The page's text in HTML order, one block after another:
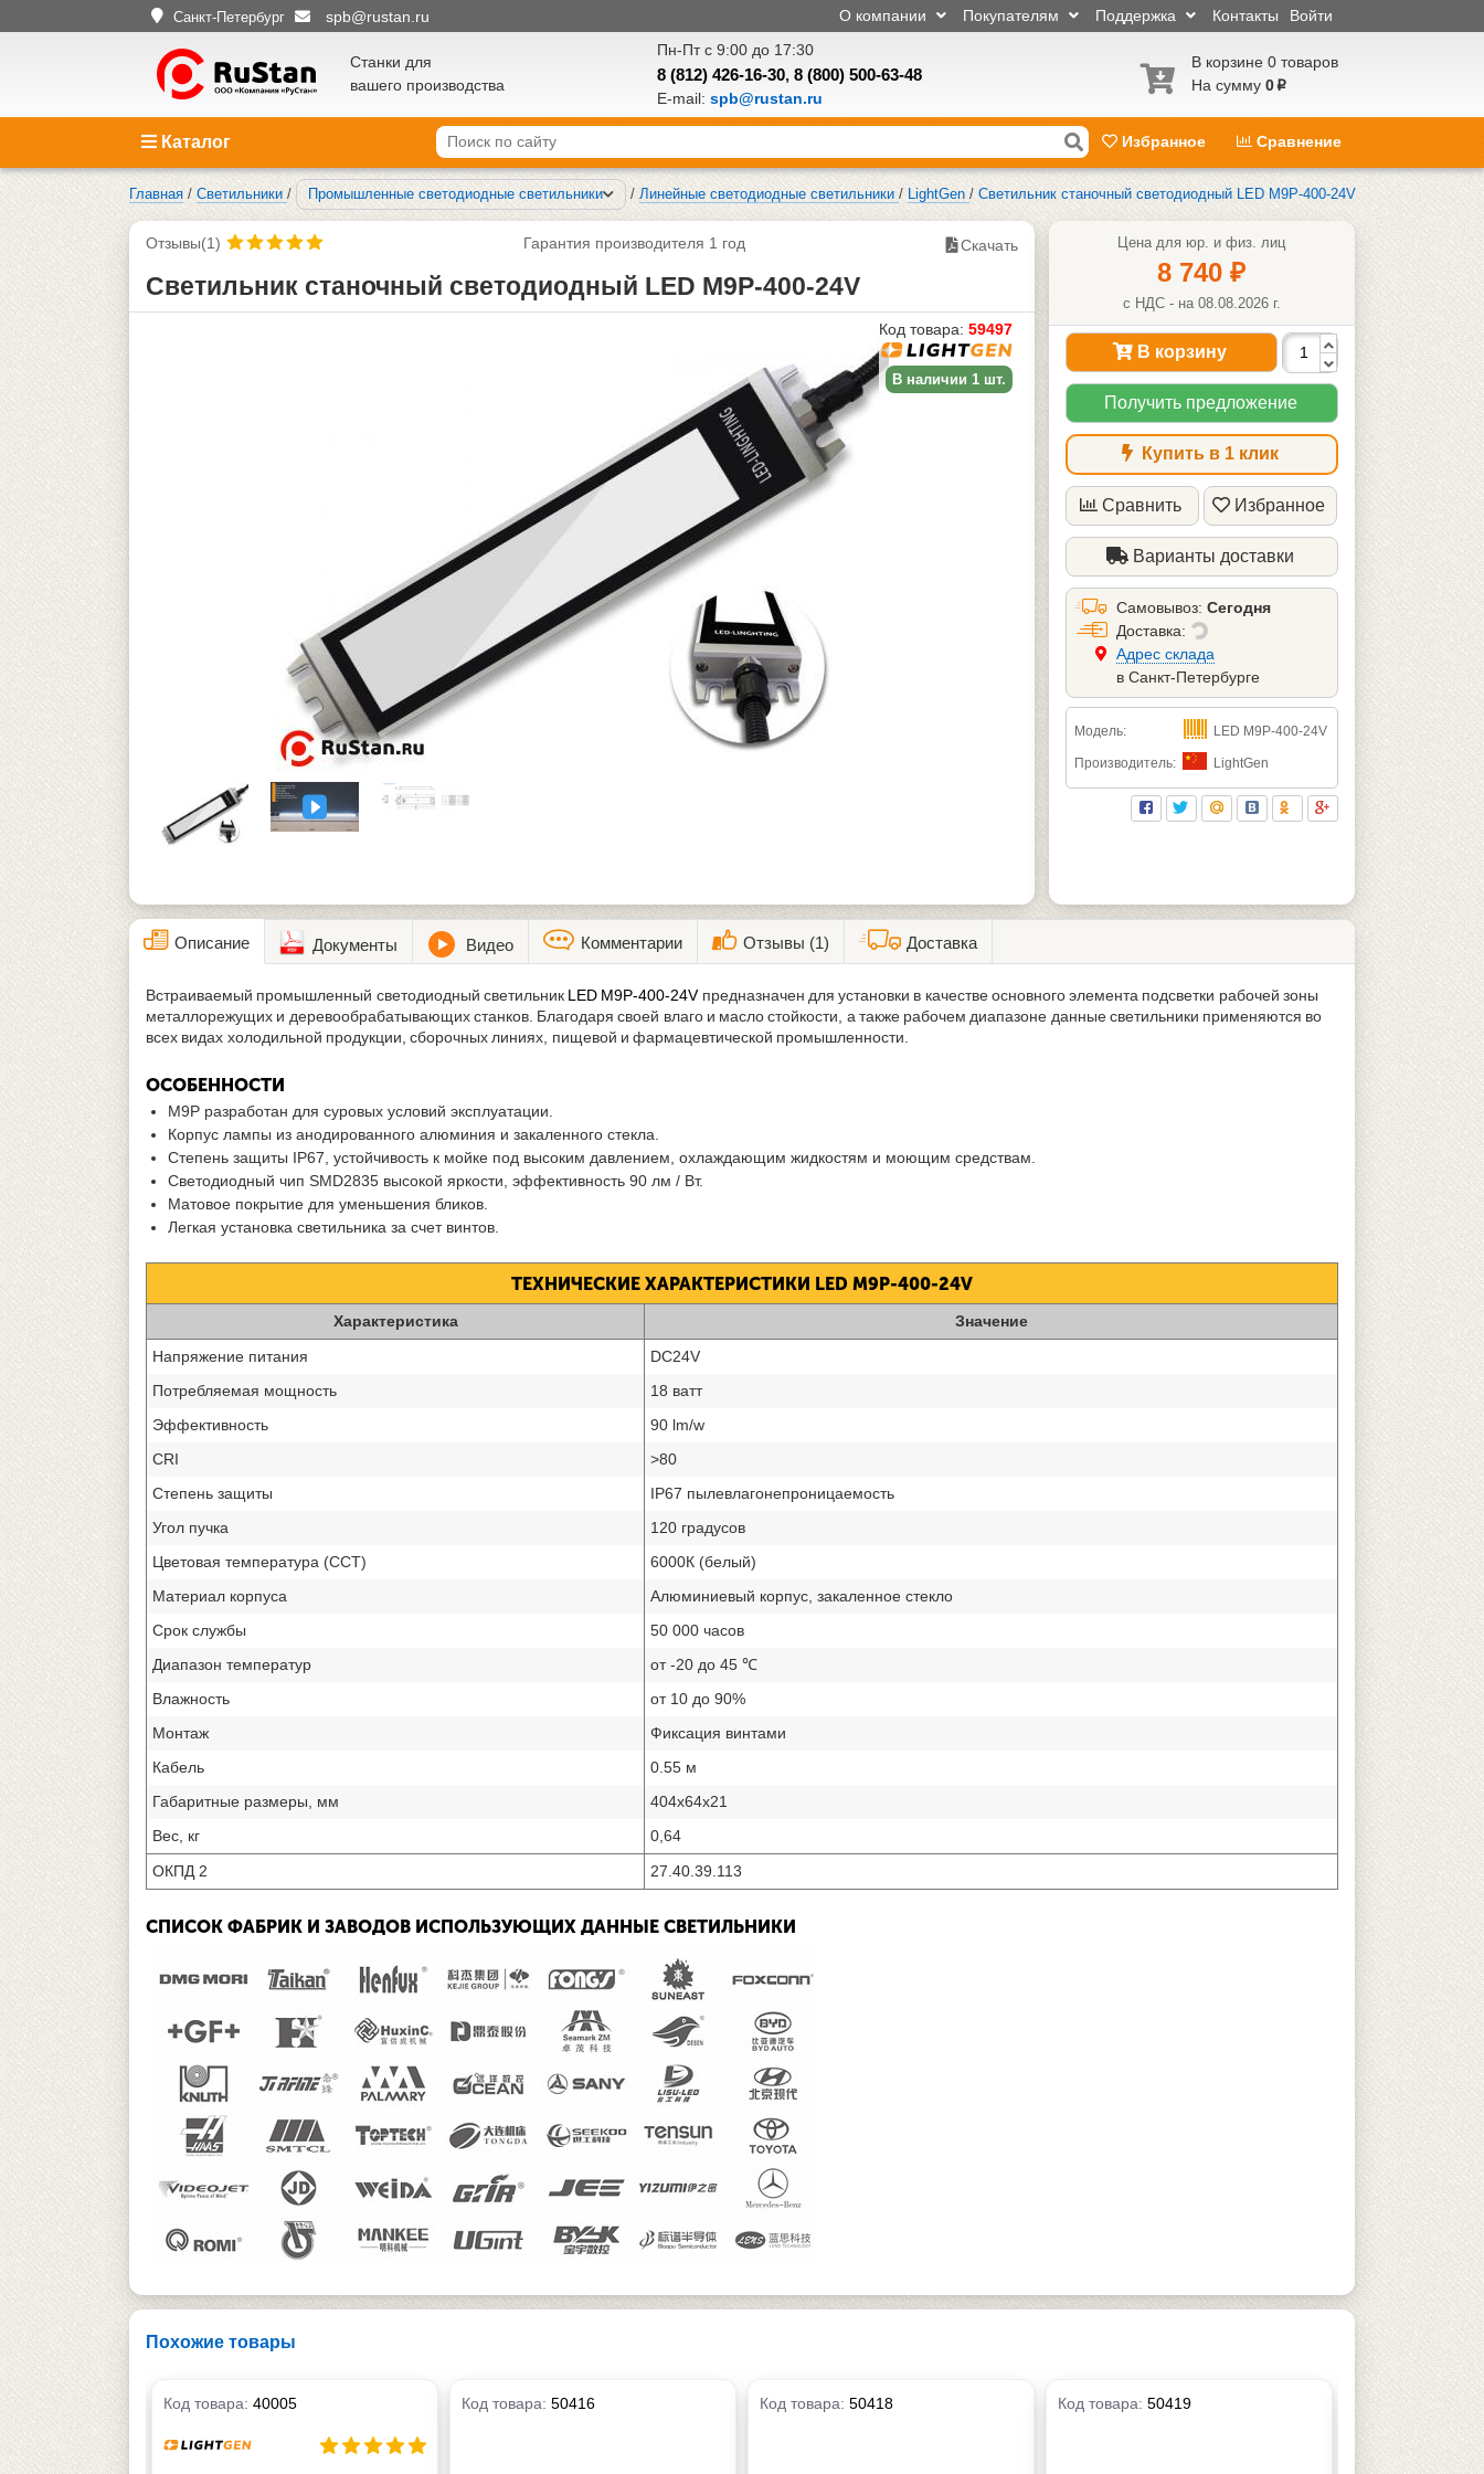
Санкт-Петербург spb@rustan.ru Войти
Контакты
Поддержка
Покупателям
О компании
Станки для
вашего производства
Пн-Пт с 9:00 до 17:30
8 (812) 426-16-30, 8 (800) 500-63-48
E-mail: spb@rustan.ru
В корзине 0 товаров
На сумму 0 p
Каталог Избранное Сравнение
Главная / Светильники / Промышленные светодиодные светильники / Линейные светодиодные светильники / LightGen / Светильник станочный светодиодный LED M9P-400-24V
Отзывы(1) Гарантия производителя 1 год Скачать
Светильник станочный светодиодный LED M9P-400-24V
Код товара: 59497
В наличии 1 шт.
Цена для юр. и физ. лиц
8 740₽
с НДС - на 08.08.2026 г.
В корзину
Получить предложение
Купить в 1 клик
Сравнить Избранное
Варианты доставки
Самовывоз:Сегодня
Доставка:
Aдрес склада
в Санкт-Петербурге
Модель: LED M9P-400-24V
Производитель: LightGen
Описание Документы Видео Комментарии Отзывы (1) Доставка
Встраиваемый промышленный светодиодный светильник LED M9P-400-24Vпредназначен для установки в качестве основного элемента подсветки рабочей зоны
металлорежущих и деревообрабатывающих станков. Благодаря своей влаго и масло стойкости, а также рабочем диапазоне данные светильники применяются во
всех видах холодильной продукции, сборочных линиях, пищевой и фармацевтической промышленности.
ОСОБЕННОСТИ
M9P разработан для суровых условий эксплуатации.
Корпус лампы из анодированного алюминия и закаленного стекла.
Степень защиты IP67, устойчивость к мойке под высоким давлением, охлаждающим жидкостям и моющим средствам.
Светодиодный чип SMD2835 высокой яркости, эффективность 90 лм / Вт.
Матовое покрытие для уменьшения бликов.
Легкая установка светильника за счет винтов.
ТЕХНИЧЕСКИЕ ХАРАКТЕРИСТИКИ LED M9P-400-24V
Характеристика
Значение
Напряжение питания
DC24V
Потребляемая мощность
18 ватт
Эффективность
90 lm/w
CRI
>80
Степень защиты
IP67 пылевлагонепроницаемость
Угол пучка
120 градусов
Цветовая температура (CCT)
6000К (белый)
Материал корпуса
Алюминиевый корпус, закаленное стекло
Срок службы
50 000 часов
Диапазон температур
от -20 до 45 ℃
Влажность
от 10 до 90%
Монтаж
Фиксация винтами
Кабель
0.55 м
Габаритные размеры, мм
404x64x21
Вес, кг
0,64
ОКПД 2
27.40.39.113
СПИСОК ФАБРИК И ЗАВОДОВ ИСПОЛЬЗУЮЩИХ ДАННЫЕ СВЕТИЛЬНИКИ
Похожие товары
Код товара: 40005 Код товара: 50416 Код товара: 50418 Код товара: 50419 Код товара: